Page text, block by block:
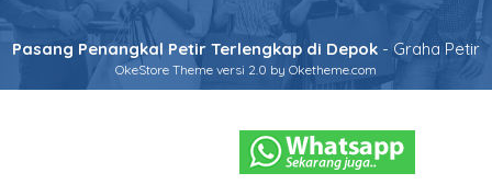
Pasang Penangkal Petir Terlengkap di Depok - Graha Petir
OkeStore Theme versi 2.0 by Oketheme.com